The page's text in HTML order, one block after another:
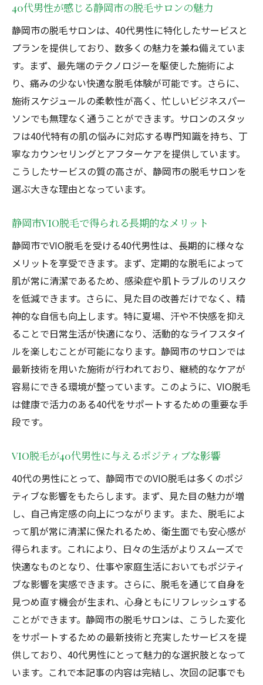
理由
効率的な脱毛スケジュールの組み方
忙しい男性に適した静岡市の脱毛サービス
静岡市の脱毛が40代男性のライフスタイルを変
える
脱毛がもたらす40代男性のライフスタイル
の進化
静岡市脱毛で得られる生活の質の向上
40代男性の脱毛による生活習慣の変化
静岡市での脱毛が日常生活に与える影響
な変化
静岡市の脱毛がもたらすライフスタイルの
変革
静岡市のVIO脱毛で40代男性が得る衛生と安心
VIO脱毛で得られる衛生面の向上
安心して利用できる静岡市の脱毛サロン
40代男性の衛生管理に役立つVIO脱毛
静岡市の脱毛で安心感を得るためのポイン
ト
VIO脱毛がもたらす健康的な生活
40代男性が感じる静岡市の脱毛サロンの魅力
静岡市の脱毛サロンは、40代男性に特化したサービスと
プランを提供しており、数多くの魅力を兼ね備えていま
す。まず、最先端のテクノロジーを駆使した施術によ
り、痛みの少ない快適な脱毛体験が可能です。さらに、
施術スケジュールの柔軟性が高く、忙しいビジネスパー
ソンでも無理なく通うことができます。サロンのスタッ
フは40代特有の肌の悩みに対応する専門知識を持ち、丁
寧なカウンセリングとアフターケアを提供しています。
こうしたサービスの質の高さが、静岡市の脱毛サロンを
選ぶ大きな理由となっています。
静岡市VIO脱毛で得られる長期的なメリット
静岡市でVIO脱毛を受ける40代男性は、長期的に様々な
メリットを享受できます。まず、定期的な脱毛によって
肌が常に清潔であるため、感染症や肌トラブルのリスク
を低減できます。さらに、見た目の改善だけでなく、精
神的な自信も向上します。特に夏場、汗や不快感を抑え
ることで日常生活が快適になり、活動的なライフスタイ
ルを楽しむことが可能になります。静岡市のサロンでは
最新技術を用いた施術が行われており、継続的なケアが
容易にできる環境が整っています。このように、VIO脱毛
は健康で活力のある40代をサポートするための重要な手
段です。
VIO脱毛が40代男性に与えるポジティブな影響
40代の男性にとって、静岡市でのVIO脱毛は多くのポジ
ティブな影響をもたらします。まず、見た目の魅力が増
し、自己肯定感の向上につながります。また、脱毛によ
って肌が常に清潔に保たれるため、衛生面でも安心感が
得られます。これにより、日々の生活がよりスムーズで
快適なものとなり、仕事や家庭生活においてもポジティ
ブな影響を実感できます。さらに、脱毛を通じて自身を
見つめ直す機会が生まれ、心身ともにリフレッシュする
ことができます。静岡市の脱毛サロンは、こうした変化
をサポートするための最新技術と充実したサービスを提
供しており、40代男性にとって魅力的な選択肢となって
います。これで本記事の内容は完結し、次回の記事でも